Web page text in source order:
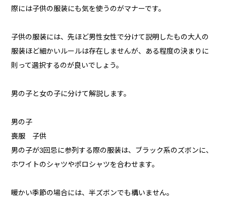
際には子供の服装にも気を使うのがマナーです。
子供の服装には、先ほど男性女性で分けて説明したもの大人の
服装ほど細かいルールは存在しませんが、ある程度の決まりに
則って選択するのが良いでしょう。
男の子と女の子に分けて解説します。
男の子
喪服 子供
男の子が3回忌に参列する際の服装は、ブラック系のズボンに、
ホワイトのシャツやポロシャツを合わせます。
暖かい季節の場合には、半ズボンでも構いません。